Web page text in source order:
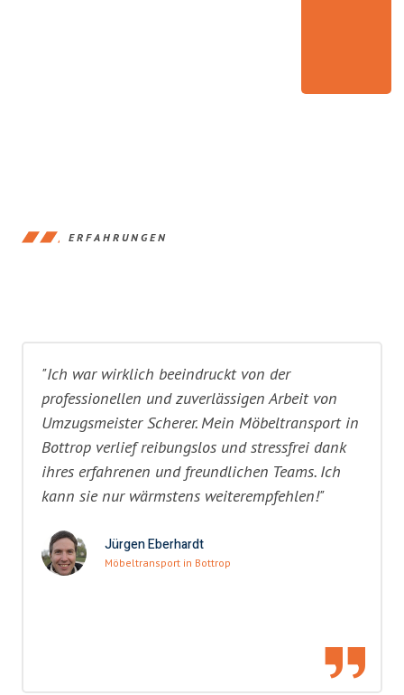
ERFAHRUNGEN
"Ich war wirklich beeindruckt von der
professionellen und zuverlässigen Arbeit von
Umzugsmeister Scherer. Mein Möbeltransport in
Bottrop verlief reibungslos und stressfrei dank
ihres erfahrenen und freundlichen Teams. Ich
kann sie nur wärmstens weiterempfehlen!"
Jürgen Eberhardt
Möbeltransport in Bottrop